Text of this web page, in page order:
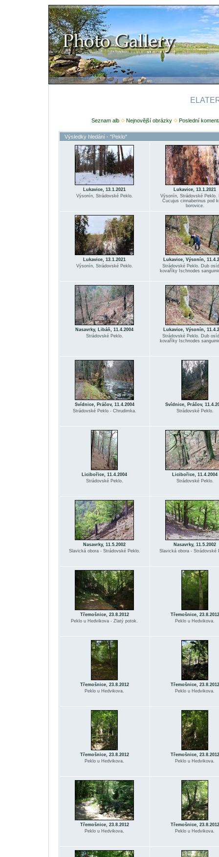
Seznam alb Nejnovější obrázky Poslední
Výsledky hledání - "Peklo"
Lukavice, 13.1.2021
Výsonín, Strádovské Peklo.
Lukavice, 13.1.2021
Výsonín, Strádovské Peklo.
Cucujus cinnaberinus pod
borovice.
Lukavice, 13.1.2021
Výsonín, Strádovské Peklo.
Lukavice, Výsonín,
Strádovské Peklo. Dub
kovaříky Ischnodes
Nasavrky, Libáň, 11.4.2004
Strádovské Peklo.
Lukavice, Výsonín,
Strádovské Peklo. Dub
kovaříky Ischnodes
Svídnice, Práčov, 11.4.2004
Strádovské Peklo - Chrudimka.
Svídnice, Práčov,
Strádovské Peklo.
Licibořice, 11.4.2004
Strádovské Peklo.
Licibořice, 11.4.2004
Strádovské Peklo.
Nasavrky, 11.5.2002
Slavická obora - Strádovské Peklo.
Nasavrky, 11.5.2002
Slavická obora - Strádovské
Třemošnice, 23.8.2012
Peklo u Hedvikova - Zlatý potok.
Třemošnice, 23.8.2012
Peklo u Hedvikova.
Třemošnice, 23.8.2012
Peklo u Hedvikova.
Třemošnice, 23.8.2012
Peklo u Hedvikova.
Třemošnice, 23.8.2012
Peklo u Hedvikova.
Třemošnice, 23.8.2012
Peklo u Hedvikova.
Třemošnice, 23.8.2012
Peklo u Hedvikova.
Třemošnice, 23.8.2012
Peklo u Hedvikova.